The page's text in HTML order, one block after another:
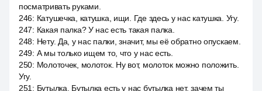
посматривать руками.
246: Катушечка, катушка, ищи. Где здесь у нас катушка. Угу.
247: Какая палка? У нас есть такая палка.
248: Нету. Да, у нас палки, значит, мы её обратно опускаем.
249: А мы только ищем то, что у нас есть.
250: Молоточек, молоток. Ну вот, молоток можно положить.
Угу.
251 : Бутылка. Бутылка есть у нас бутылка нет, зачем ты